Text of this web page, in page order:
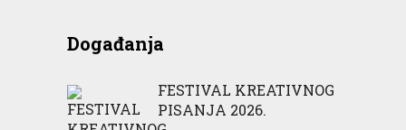
Događanja
FESTIVAL KREATIVNOG
PISANJA 2026.